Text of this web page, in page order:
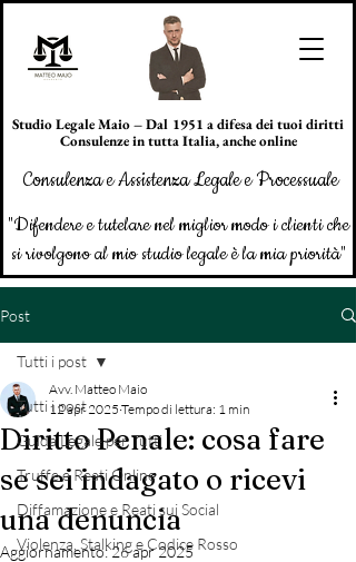
Studio Legale Maio – Dal 1951 a difesa dei tuoi diritti
Consulenze in tutta Italia, anche online
Consulenza e Assistenza Legale e Processuale
"Difendere e tutelare nel miglior modo i clienti che
si rivolgono al mio studio legale è la mia priorità"
Post
Tutti i post
Guida Legale per Tutti
Truffe e Reati Online
Diffamazione e Reati sui Social
Violenza, Stalking e Codice Rosso
Tutti i post
Diritto Penale: cosa fare
se sei indagato o ricevi
una denuncia
Avv. Matteo Maio
12 apr 2025 Tempo di lettura: 1 min
Aggiornamento:26 apr 2025